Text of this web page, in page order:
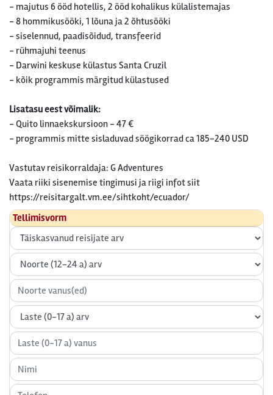
- majutus 6 ööd hotellis, 2 ööd kohalikus külalistemajas
- 8 hommikusööki, 1 lõuna ja 2 õhtusööki
- siselennud, paadisõidud, transfeerid
- rühmajuhi teenus
- Darwini keskuse külastus Santa Cruzil
- kõik programmis märgitud külastused
Lisatasu eest võimalik:
- Quito linnaekskursioon - 47 €
- programmis mitte sisladuvad söögikorrad ca 185-240 USD
Vastutav reisikorraldaja: G Adventures
Vaata riiki sisenemise tingimusi ja riigi infot siit
https://reisitargalt.vm.ee/sihtkoht/ecuador/
Tellimisvorm